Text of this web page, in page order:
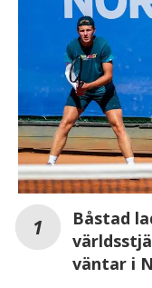
Båstad
väntar i